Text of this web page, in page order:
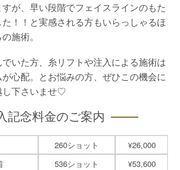
が、早い段階でフェイスラインのもた
！！と実感される方もいらっしゃるほ
施術。
いた方、糸リフトや注入による施術は
心配。とお悩みの方、ぜひこの機会に
し下さいませ♡
記念料金のご案内
260ショット
¥26,000
536ショット
¥53,600